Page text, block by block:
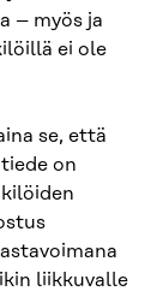
– myös ja
ei ole
se, että
on
liikkuvalle